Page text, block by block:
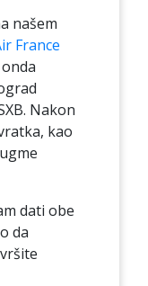
našem
France
Nakon
kao
dati obe
da